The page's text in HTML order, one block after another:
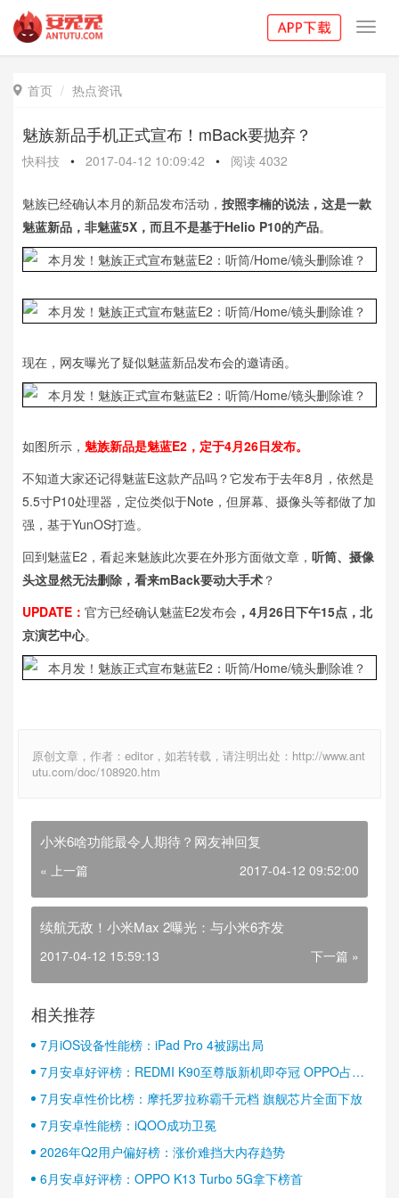
 首页 热点资讯
魅族新品手机正式宣布！mBack要抛弃？
快科技 • 2017-04-12 10:09:42 • 阅读 4032
魅族已经确认本月的新品发布活动， 按照李楠的说法，这是一款
魅蓝新品，非魅蓝5X，而且不是基于Helio P10的产品。
现在，网友曝光了疑似魅蓝新品发布会的邀请函。
如图所示， 魅族新品是魅蓝E2，定于4月26日发布。
不知道大家还记得魅蓝E这款产品吗？它发布于去年8月，依然是
5.5寸P10处理器，定位类似于Note，但屏幕、摄像头等都做了加
强，基于YunOS打造。
回到魅蓝E2，看起来魅族此次要在外形方面做文章， 听筒、摄像
头这显然无法删除，看来mBack要动大手术 ？
UPDATE： 官方已经确认魅蓝E2发布会 ，4月26日下午15点，北
京演艺中心。
原创文章，作者：editor，如若转载，请注明出处：http://www.ant
utu.com/doc/108920.htm
小米6啥功能最令人期待？网友神回复
« 上一篇 2017-04-12 09:52:00
续航无敌！小米Max 2曝光：与小米6齐发
2017-04-12 15:59:13 下一篇 »
相关推荐
7月iOS设备性能榜：iPad Pro 4被踢出局
7月安卓好评榜：REDMI K90至尊版新机即夺冠 OPPO占据
半壁江山
7月安卓性价比榜：摩托罗拉称霸千元档 旗舰芯片全面下放
7月安卓性能榜：iQOO成功卫冕
2026年Q2用户偏好榜：涨价难挡大内存趋势
6月安卓好评榜：OPPO K13 Turbo 5G拿下榜首